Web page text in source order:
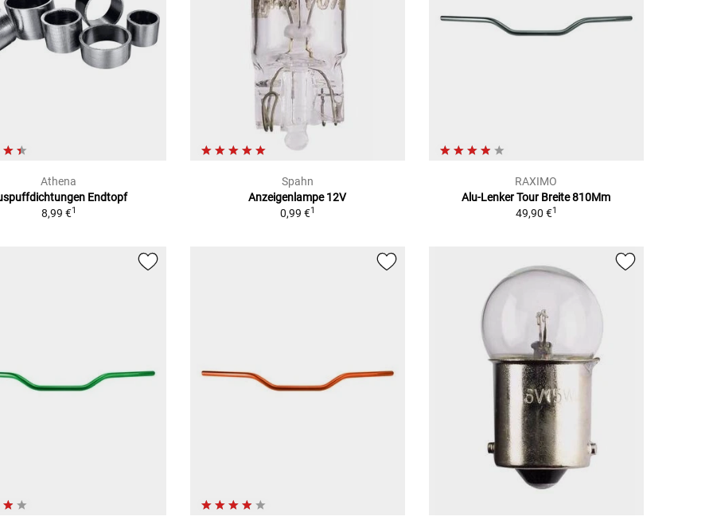
Athena
Endtopf
8,99 €1
Spahn
Anzeigenlampe 12V
0,99 €1
RAXIMO
Alu-Lenker Tour Breite 810Mm
49,90 €1